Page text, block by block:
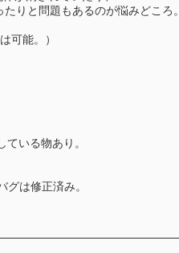
りと問題もあるのが悩みどころ。
可能。）
いる物あり。
は修正済み。